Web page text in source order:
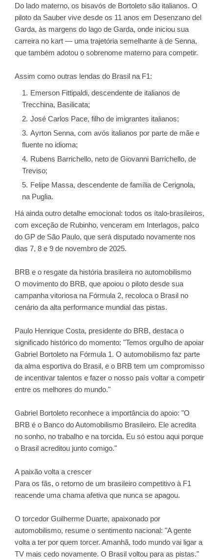
Do lado materno, os bisavós de Bortoleto são italianos. O
piloto da Sauber vive desde os 11 anos em Desenzano del
Garda, às margens do lago de Garda, onde iniciou sua
carreira no kart — uma trajetória semelhante à de Senna,
que também adotou o sobrenome materno para competir.
Assim como outras lendas do Brasil na F1:
Emerson Fittipaldi, descendente de italianos de
Trecchina, Basilicata;
José Carlos Pace, filho de imigrantes italianos;
Ayrton Senna, com avós italianos por parte de mãe e
fluente no idioma;
Rubens Barrichello, neto de Giovanni Barrichello, de
Treviso;
Felipe Massa, descendente de família de Cerignola,
na Puglia.
Há ainda outro detalhe emocional: todos os ítalo-brasileiros,
com exceção de Rubinho, venceram em Interlagos, palco
do GP de São Paulo, que será disputado novamente nos
dias 7, 8 e 9 de novembro de 2025.
BRB e o resgate da história brasileira no automobilismo
O movimento do BRB, que apoiou o piloto desde sua
campanha vitoriosa na Fórmula 2, recoloca o Brasil no
cenário da alta performance mundial das pistas.
Paulo Henrique Costa, presidente do BRB, destaca o
significado histórico do momento: "Temos orgulho de apoiar
Gabriel Bortoleto na Fórmula 1. O automobilismo faz parte
da alma esportiva do Brasil, e o BRB tem um compromisso
de incentivar talentos e fazer o nosso país voltar a competir
entre os melhores do mundo."
Gabriel Bortoleto reconhece a importância do apoio: "O
BRB é o Banco do Automobilismo Brasileiro. Ele acredita
no sonho, no trabalho e na torcida. Eu só estou aqui porque
o Brasil acreditou junto comigo."
A paixão volta a crescer
Para os fãs, o retorno de um brasileiro competitivo à F1
reacende uma chama afetiva que nunca se apagou.
O torcedor Guilherme Duarte, apaixonado por
automobilismo, resume o sentimento nacional: "A gente
volta a ter por quem torcer. Amanhã, todo mundo vai ligar a
TV mais cedo novamente. O Brasil voltou para as pistas."